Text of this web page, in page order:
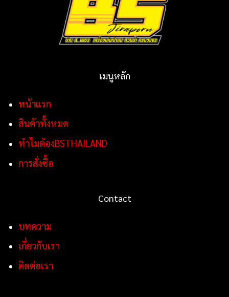
เมนูหลัก
หน้าแรก
สินค้าทั้งหมด
ทำไมต้องBSTHAILAND
การสั่งซื้อ
Contact
บทความ
เกี่ยวกับเรา
ติดต่อเรา